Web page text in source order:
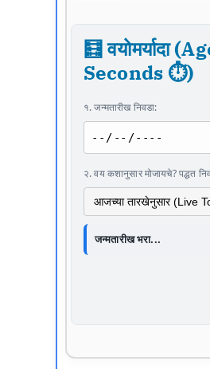
🧮 वयोमर्यादा
Seconds ⏱️)
१. जन्मतारीख निवडा:
२. वय कशानुसार मोजायचे? पद्धत
जन्मतारीख भरा...